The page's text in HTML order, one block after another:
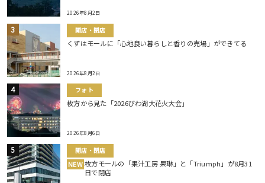
2026年8月2日
開店・閉店
くずはモールに「心地良い暮らしと香りの売場」ができてる
2026年8月2日
フォト
枚方から見た「2026びわ湖大花火大会」
2026年8月6日
開店・閉店
NEW 枚方モールの「果汁工房 果琳」と「Triumph」が8月31
日で閉店